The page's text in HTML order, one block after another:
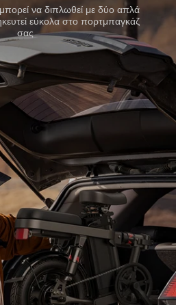
να διπλωθεί με δύο απλά
εύκολα στο πορτμπαγκάζ
σας